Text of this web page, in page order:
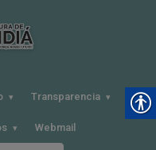
Transparencia
Webmail